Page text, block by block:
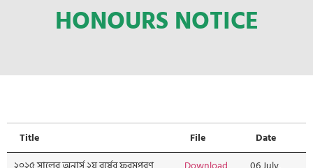
HONOURS NOTICE
Title File
Date
Title
File Date